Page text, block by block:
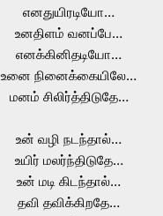
எனதுயிரடியோ…
உனதிளம் வனப்பே…
எனக்கினிதடியோ…
உனை நினைக்கையிலே…
மனம் சிலிர்த்திடுதே…
உன் வழி நடந்தால்…
உயிர் மலர்ந்திடுதே…
உன் மடி கிடந்தால்…
தவி தவிக்கிறதே…